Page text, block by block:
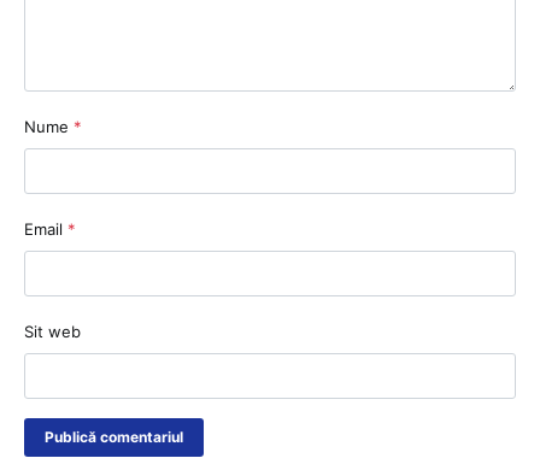
Nume *
Email *
Sit web